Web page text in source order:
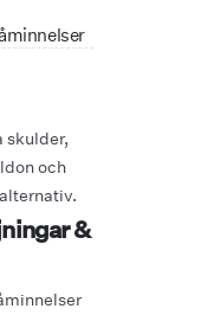
skulder,
och
&